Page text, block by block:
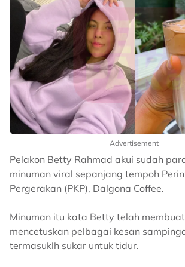
Advertisement
Pelakon Betty Rahmad akui sudah
minuman viral sepanjang tempoh
Pergerakan (PKP), Dalgona Coffee.
Minuman itu kata Betty telah
mencetuskan pelbagai kesan
termasuklh sukar untuk tidur.